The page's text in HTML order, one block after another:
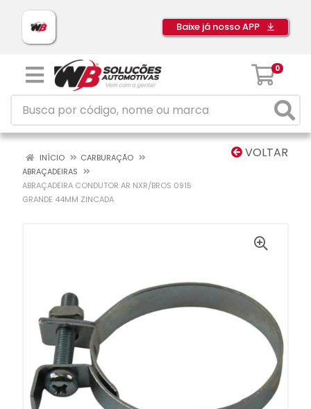
Baixe já nosso APP
0
VOLTAR
INÍCIO
CARBURAÇÃO
ABRAÇADEIRAS
ABRAÇADEIRA CONDUTOR AR NXR/BROS 0915
GRANDE 44MM ZINCADA